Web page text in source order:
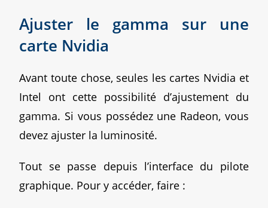
Ajuster le gamma sur une
carte Nvidia
Avant toute chose, seules les cartes Nvidia et
Intel ont cette possibilité d’ajustement du
gamma. Si vous possédez une Radeon, vous
devez ajuster la luminosité.
Tout se passe depuis l’interface du pilote
graphique. Pour y accéder, faire :